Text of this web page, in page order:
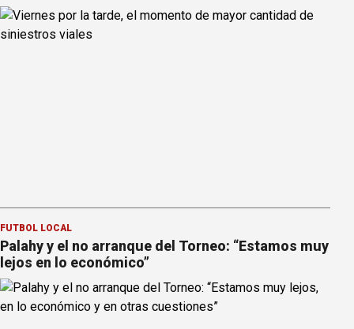
FÚTBOL LOCAL
Palahy y el no arranque del Torneo: “Estamos muy
lejos en lo económico”